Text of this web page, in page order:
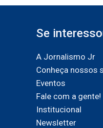
Se
A Jornalismo Jr
Conheça nossos
Eventos
Fale com a gente!
Institucional
Newsletter